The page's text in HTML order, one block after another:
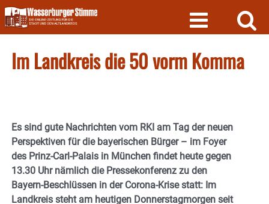
Skip
to
content
Im Landkreis die 50 vorm Komma
Es sind gute Nachrichten vom RKI am Tag der neuen
Perspektiven für die bayerischen Bürger – im Foyer
des Prinz-Carl-Palais in München findet heute gegen
13.30 Uhr nämlich die Pressekonferenz zu den
Bayern-Beschlüssen in der Corona-Krise statt: Im
Landkreis steht am heutigen Donnerstagmorgen seit